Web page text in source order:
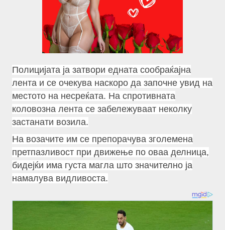
Полицијата ја затвори едната сообраќајна
лента и се очекува наскоро да започне увид на
местото на несреќата. На спротивната
коловозна лента се забележуваат неколку
застанати возила.
На возачите им се препорачува зголемена
претпазливост при движење по оваа делница,
бидејќи има густа магла што значително ја
намалува видливоста.